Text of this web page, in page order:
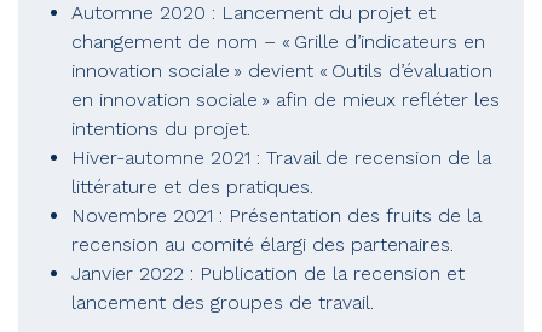
Automne 2020 : Lancement du projet et
changement de nom – « Grille d’indicateurs en
innovation sociale » devient « Outils d’évaluation
en innovation sociale » afin de mieux refléter les
intentions du projet.
Hiver-automne 2021 : Travail de recension de la
littérature et des pratiques.
Novembre 2021 : Présentation des fruits de la
recension au comité élargi des partenaires.
Janvier 2022 : Publication de la recension et
lancement des groupes de travail.